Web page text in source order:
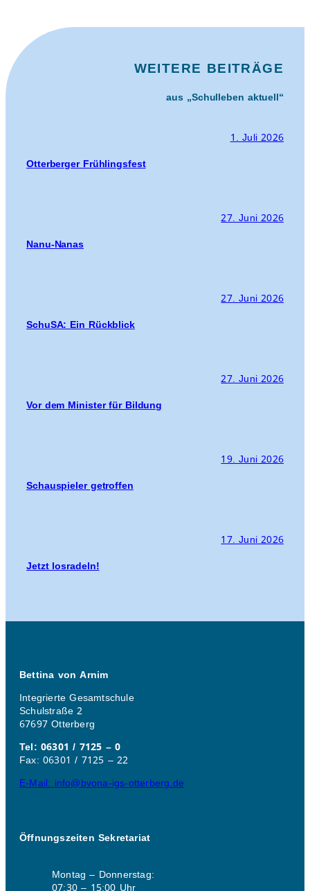
WEITERE BEITRÄGE
aus „Schulleben aktuell“
1. Juli 2026
Otterberger Frühlingsfest
27. Juni 2026
Nanu-Nanas
27. Juni 2026
SchuSA: Ein Rückblick
27. Juni 2026
Vor dem Minister für Bildung
19. Juni 2026
Schauspieler getroffen
17. Juni 2026
Jetzt losradeln!
Bettina von Arnim
Integrierte Gesamtschule
Schulstraße 2
67697 Otterberg
Tel: 06301 / 7125 – 0
Fax: 06301 / 7125 – 22
E-Mail: info@bvona-igs-otterberg.de
Öffnungszeiten Sekretariat
Montag – Donnerstag: